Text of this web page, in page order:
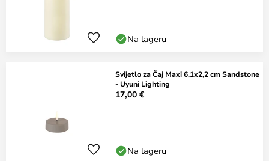
Na lageru
Svijetlo za Čaj Maxi 6,1x2,2 cm Sandstone
- Uyuni Lighting
17,00 €
Na lageru